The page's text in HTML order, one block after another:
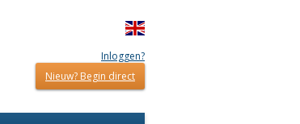
Inloggen?
Nieuw? Begin direct